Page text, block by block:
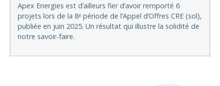
Apex Energies est d’ailleurs fier d’avoir remporté 6
projets lors de la 8ᵉ période de l’Appel d’Offres CRE (sol),
publiée en juin 2025. Un résultat qui illustre la solidité de
notre savoir-faire.